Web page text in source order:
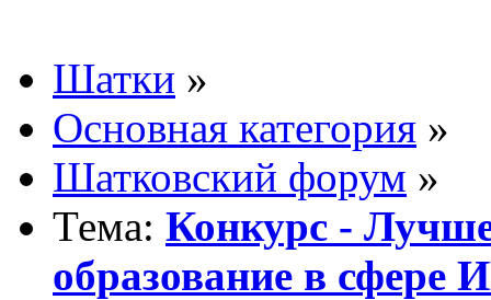
Шатки »
Основная категория »
Шатковский форум »
Тема: Конкурс -
образование в сфере